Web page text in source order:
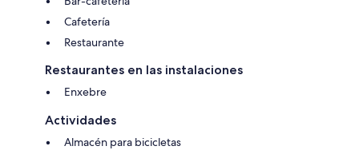
Cafetería
Restaurante
Restaurantes en las instalaciones
Enxebre
Actividades
Almacén para bicicletas